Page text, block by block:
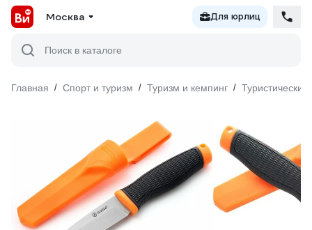
Москва Для юрлиц
Поиск в каталоге
Главная / Спорт и туризм / Туризм и кемпинг /